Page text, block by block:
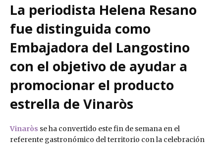
La periodista Helena Resano
fue distinguida como
Embajadora del Langostino
con el objetivo de ayudar a
promocionar el producto
estrella de Vinaròs
Vinaròs se ha convertido este fin de semana en el
referente gastronómico del territorio con la celebración